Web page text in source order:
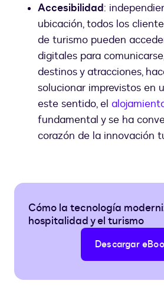
Accesibilidad:
ubicación, todos los
de turismo pueden
digitales para
destinos y atracciones,
solucionar imprevistos en
este sentido, el
fundamental y se ha
corazón de la innovación
Cómo la tecnología
hospitalidad y el turismo
Descargar